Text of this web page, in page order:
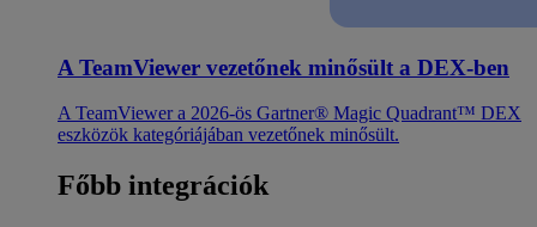
A TeamViewer vezetőnek minősült a DEX-ben
A TeamViewer a 2026-ös Gartner® Magic Quadrant™ DEX
eszközök kategóriájában vezetőnek minősült.
Főbb integrációk